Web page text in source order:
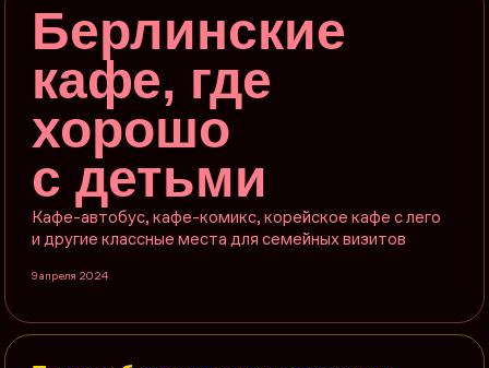
Берлинские
кафе, где
хорошо
с детьми
Кафе-автобус, кафе-комикс, корейское кафе с лего
и другие классные места для семейных визитов
9 апреля 2024